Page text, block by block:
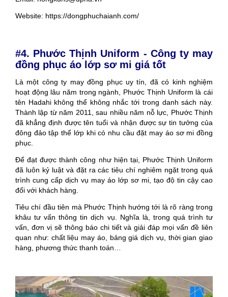
Website: https://dongphuchaianh.com/
#4. Phước Thịnh Uniform - Công ty may
đồng phục áo lớp sơ mi giá tốt
Là một công ty may đồng phục uy tín, đã có kinh nghiệm
hoạt động lâu năm trong ngành, Phước Thịnh Uniform là cái
tên Hadahi không thể không nhắc tới trong danh sách này.
Thành lập từ năm 2011, sau nhiều năm nỗ lực, Phước Thịnh
đã khẳng định được tên tuổi và nhận được sự tin tưởng của
đông đảo tập thể lớp khi có nhu cầu đặt may áo sơ mi đồng
phục.
Để đạt được thành công như hiện tại, Phước Thịnh Uniform
đã luôn kỷ luật và đặt ra các tiêu chí nghiêm ngặt trong quá
trình cung cấp dịch vụ may áo lớp sơ mi, tạo độ tin cậy cao
đối với khách hàng.
Tiêu chí đầu tiên mà Phước Thịnh hướng tới là rõ ràng trong
khâu tư vấn thông tin dịch vụ. Nghĩa là, trong quá trình tư
vấn, đơn vị sẽ thông báo chi tiết và giải đáp mọi vấn đề liên
quan như: chất liệu may áo, bảng giá dịch vụ, thời gian giao
hàng, phương thức thanh toán…